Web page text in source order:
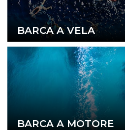
BARCA A VELA
BARCA A MOTORE